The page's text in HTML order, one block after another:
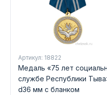
Артикул: 18822
Медаль «75 лет
службе Республики
d36 мм с бланком